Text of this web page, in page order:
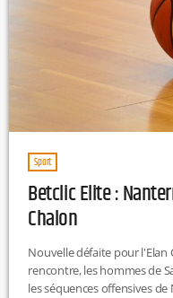
Sport
Betclic Elite :
Chalon
Nouvelle défaite pour l'Elan
rencontre, les hommes de
les séquences offensives